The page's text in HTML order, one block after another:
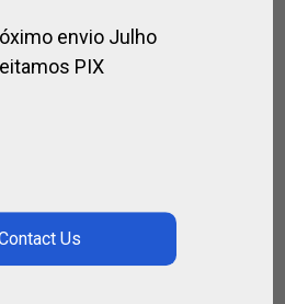
envio Julho
PIX